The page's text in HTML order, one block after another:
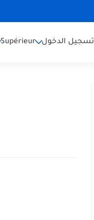
Supérieur تسجيل الدخول